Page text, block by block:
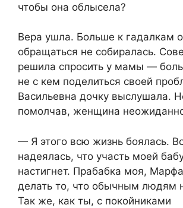
чтобы она облысела?
Вера ушла. Больше к гадалкам
обращаться не собиралась.
решила спросить у мамы —
не с кем поделиться своей
Васильевна дочку выслушала.
помолчав, женщина
— Я этого всю жизнь боялась.
надеялась, что участь моей
настигнет. Прабабка моя,
делать то, что обычным людям
Так же, как ты, с покойниками